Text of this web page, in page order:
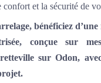
confort et la sécurité de
bénéficiez
conçue sur
sur Odon,